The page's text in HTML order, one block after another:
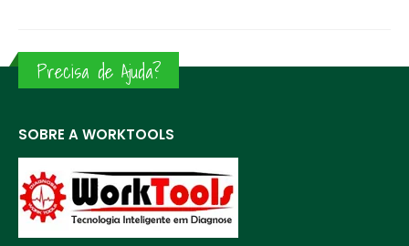
Precisa de Ajuda?
SOBRE A WORKTOOLS